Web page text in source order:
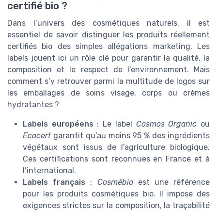
certifié bio ?
Dans l’univers des cosmétiques naturels, il est
essentiel de savoir distinguer les produits réellement
certifiés bio des simples allégations marketing. Les
labels jouent ici un rôle clé pour garantir la qualité, la
composition et le respect de l’environnement. Mais
comment s’y retrouver parmi la multitude de logos sur
les emballages de soins visage, corps ou crèmes
hydratantes ?
Labels européens : Le label Cosmos Organic ou
Ecocertgarantit qu’au moins 95 % des ingrédients
végétaux sont issus de l’agriculture biologique.
Ces certifications sont reconnues en France et à
l’international.
Labels français : Cosmébioest une référence
pour les produits cosmétiques bio. Il impose des
exigences strictes sur la composition, la traçabilité